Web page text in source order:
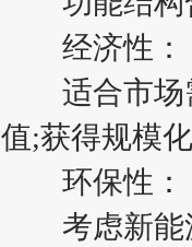
经济性：
适合市场需
值;获得规模
环保性：
考虑新能源